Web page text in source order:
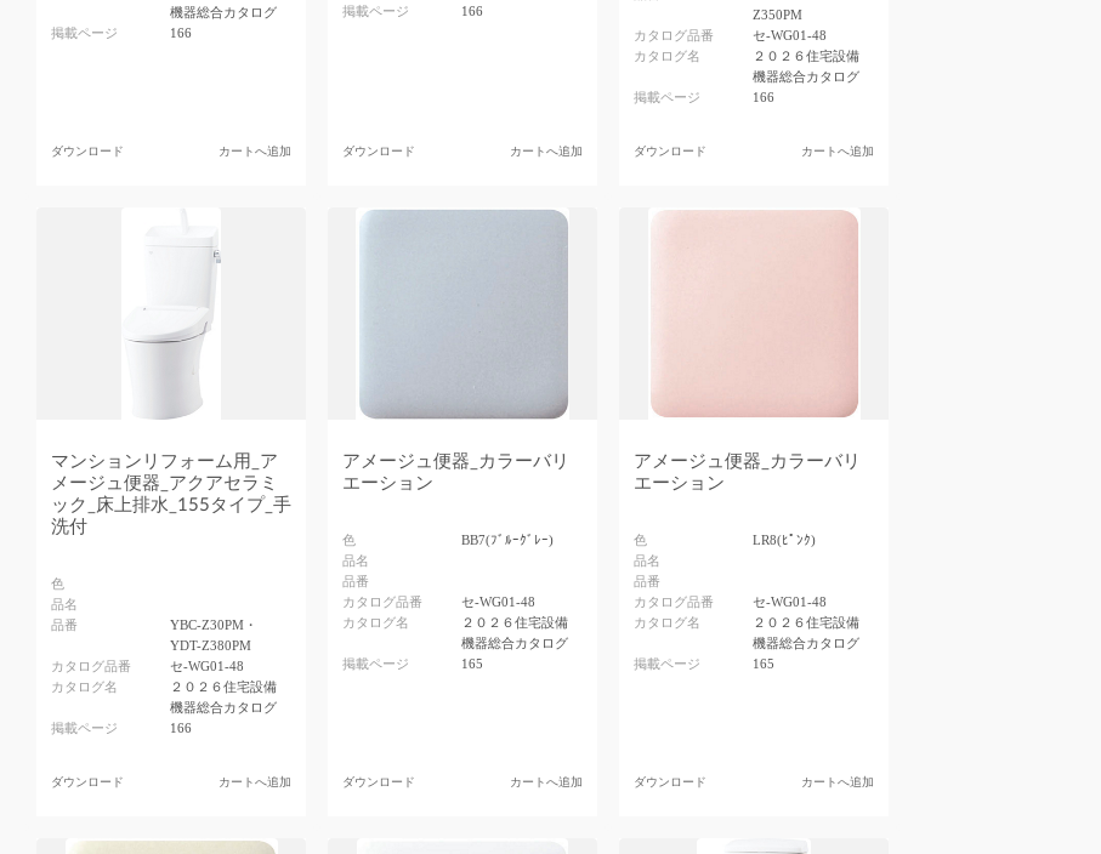
機器総合カタログ
掲載ページ
166
ダウンロード カートへ追加
掲載ページ
166
ダウンロード カートへ追加
Z350PM
カタログ品番
セ-WG01-48
カタログ名
２０２６住宅設備
機器総合カタログ
掲載ページ
166
ダウンロード カートへ追加
マンションリフォーム用_ア
メージュ便器_アクアセラミ
ック_床上排水_155タイプ_手
洗付
色
品名
品番
YBC-Z30PM・
YDT-Z380PM
カタログ品番
セ-WG01-48
カタログ名
２０２６住宅設備
機器総合カタログ
掲載ページ
166
ダウンロード カートへ追加
アメージュ便器_カラーバリ
エーション
色
BB7(ﾌﾞﾙｰｸﾞﾚｰ)
品名
品番
カタログ品番
セ-WG01-48
カタログ名
２０２６住宅設備
機器総合カタログ
掲載ページ
165
ダウンロード カートへ追加
アメージュ便器_カラーバリ
エーション
色
LR8(ﾋﾟﾝｸ)
品名
品番
カタログ品番
セ-WG01-48
カタログ名
２０２６住宅設備
機器総合カタログ
掲載ページ
165
ダウンロード カートへ追加